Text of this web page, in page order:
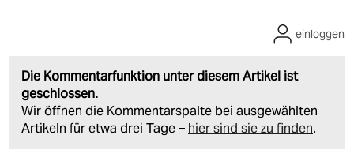
Die Kommentarfunktion unter diesem Artikel ist
geschlossen.
Wir öffnen die Kommentarspalte bei ausgewählten
Artikeln für etwa drei Tage – hier sind sie zu finden.
einloggen